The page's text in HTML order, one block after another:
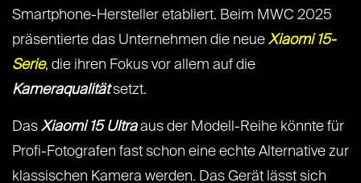
Smartphone-Hersteller etabliert. Beim MWC 2025
präsentierte das Unternehmen die neue Xiaomi 15-
Serie, die ihren Fokus vor allem auf die
Kameraqualitätsetzt.
Das Xiaomi 15 Ultraaus der Modell-Reihe könnte für
Profi-Fotografen fast schon eine echte Alternative zur
klassischen Kamera werden. Das Gerät lässt sich